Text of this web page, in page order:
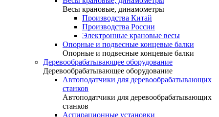
Весы крановые, динамометры
Производства Китай
Производства России
Электронные крановые весы
Опорные и подвесные концевые балки
Опорные и подвесные концевые балки
Деревообрабатывающее оборудование
Деревообрабатывающее оборудование
Автоподатчики для деревообрабатывающих
станков
Автоподатчики для деревообрабатывающих
станков
Аспирационные установки